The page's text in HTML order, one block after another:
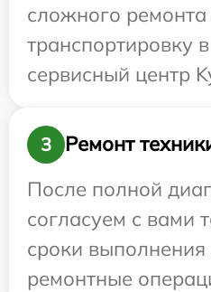
сложного
транспортировку
сервисный центр
3
Ремонт
После полной
согласуем с вами
сроки
ремонтные